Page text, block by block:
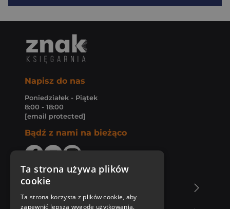
Napisz do nas
Poniedziałek - Piątek
8:00 - 18:00
[email protected]
Bądź z nami na bieżąco
Ta strona używa plików
cookie
Ta strona korzysta z plików cookie, aby
zapewnić lepszą wygodę użytkowania.